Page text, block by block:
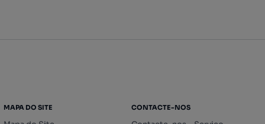
MAPA DO SITE CONTACTE-NOS